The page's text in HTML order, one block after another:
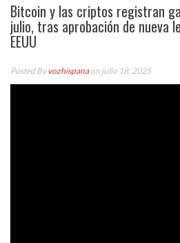
Bitcoin y las criptos registran
julio, tras aprobación de nueva
EEUU
Posted Byvozhispanaon julio 18, 2025